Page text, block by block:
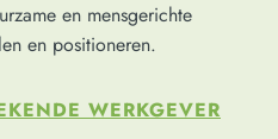
en mensgerichte
en positioneren.
WERKGEVER